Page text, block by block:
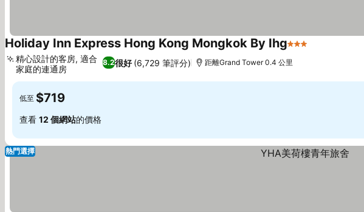
Holiday Inn Express Hong Kong Mongkok By Ihg3 星級
8.2很好 (6,729 筆評分)
精心設計的客房, 適合
家庭的連通房
距離Grand Tower 0.4 公里
低至 $719
查看 12 個網站的價格
熱門選擇